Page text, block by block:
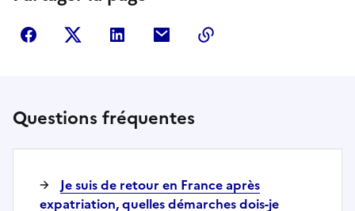
Partager sur Facebook
Partager sur Twitter
Partager sur LinkedIn
Partager par courriel
Questions fréquentes
Je suis de retour en France après
expatriation, quelles démarches dois-je